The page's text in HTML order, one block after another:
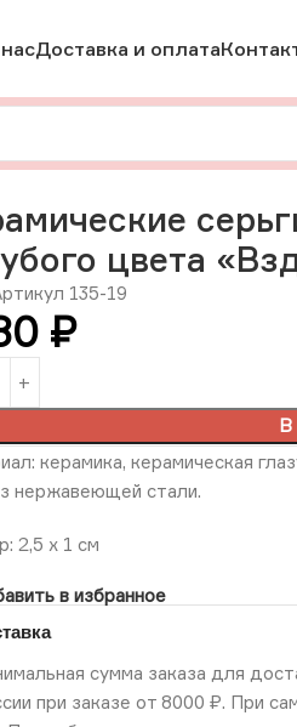
Доставка и оплата
цвета «Вздох
цвета
135-19
₽
В
керамика, керамическая
нержавеющей стали.
2,5 х 1 см
в избранное
сумма заказа для
при заказе от 8000 ₽. При